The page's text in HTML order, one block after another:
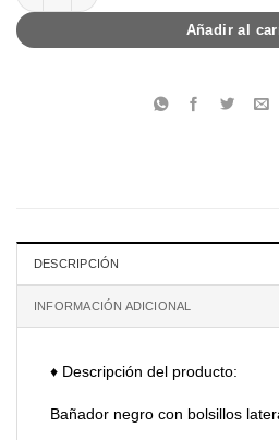
Añadir al
DESCRIPCIÓN
INFORMACIÓN ADICIONAL
♦ Descripción del producto:
Bañador negro con bolsillos